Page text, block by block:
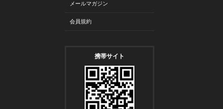
メールマガジン
会員規約
携帯サイト